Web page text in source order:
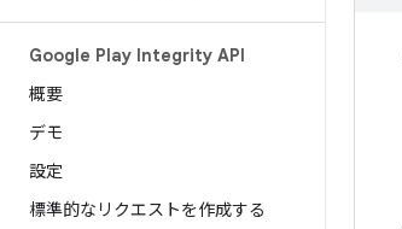
Google Play Integrity API
概要
デモ
設定
標準的なリクエストを作成する